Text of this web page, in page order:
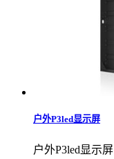
户外P3led显示屏
户外P3led显示屏